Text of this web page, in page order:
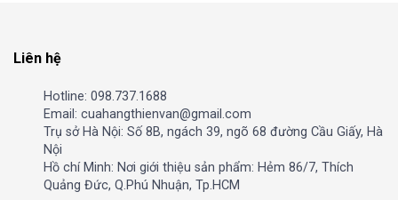
Liên hệ
Hotline: 098.737.1688
Email: cuahangthienvan@gmail.com
Trụ sở Hà Nội: Số 8B, ngách 39, ngõ 68 đường Cầu Giấy, Hà
Nội
Hồ chí Minh: Nơi giới thiệu sản phẩm: Hẻm 86/7, Thích
Quảng Đức, Q.Phú Nhuận, Tp.HCM